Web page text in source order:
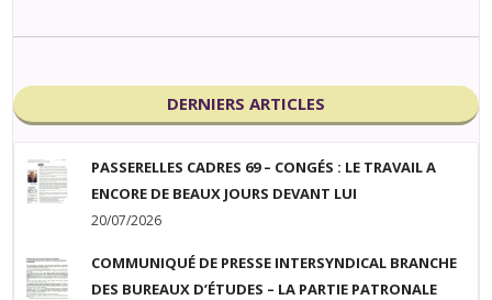
DERNIERS ARTICLES
PASSERELLES CADRES 69 – CONGÉS : LE TRAVAIL A
ENCORE DE BEAUX JOURS DEVANT LUI
20/07/2026
COMMUNIQUÉ DE PRESSE INTERSYNDICAL BRANCHE
DES BUREAUX D’ÉTUDES – LA PARTIE PATRONALE